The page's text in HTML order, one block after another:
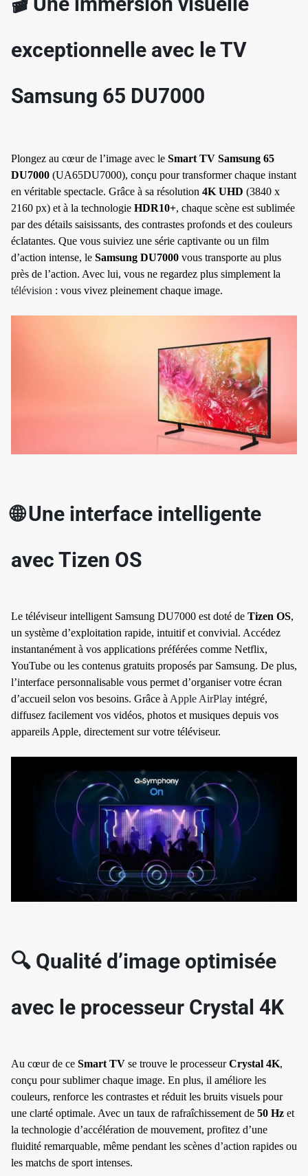
exceptionnelle avec le TV
Samsung 65 DU7000
Plongez au cœur de l’image avec le Smart TV Samsung 65
DU7000 (UA65DU7000), conçu pour transformer chaque instant
en véritable spectacle. Grâce à sa résolution 4K UHD (3840 x
2160 px) et à la technologie HDR10+, chaque scène est sublimée
par des détails saisissants, des contrastes profonds et des couleurs
éclatantes. Que vous suiviez une série captivante ou un film
d’action intense, le Samsung DU7000 vous transporte au plus
près de l’action. Avec lui, vous ne regardez plus simplement la
télévision : vous vivez pleinement chaque image.
🌐 Une interface intelligente
avec Tizen OS
Le téléviseur intelligent Samsung DU7000 est doté de Tizen OS,
un système d’exploitation rapide, intuitif et convivial. Accédez
instantanément à vos applications préférées comme Netflix,
YouTube ou les contenus gratuits proposés par Samsung. De plus,
l’interface personnalisable vous permet d’organiser votre écran
d’accueil selon vos besoins. Grâce à Apple AirPlay intégré,
diffusez facilement vos vidéos, photos et musiques depuis vos
appareils Apple, directement sur votre téléviseur.
🔍 Qualité d’image optimisée
avec le processeur Crystal 4K
Au cœur de ce Smart TV se trouve le processeurCrystal 4K,
conçu pour sublimer chaque image. En plus, il améliore les
couleurs, renforce les contrastes et réduit les bruits visuels pour
une clarté optimale. Avec un taux de rafraîchissement de 50 Hz et
la technologie d’accélération de mouvement, profitez d’une
fluidité remarquable, même pendant les scènes d’action rapides ou
les matchs de sport intenses.
✱